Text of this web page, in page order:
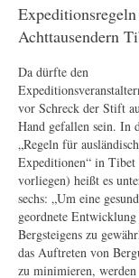
Achttausendern
Da dürfte den
vor Schreck der Stift
Hand gefallen sein. In
„Regeln für
Expeditionen“ in
vorliegen) heißt es
sechs: „Um eine
geordnete Entwicklung
Bergsteigens zu
das Auftreten von
zu minimieren, werden